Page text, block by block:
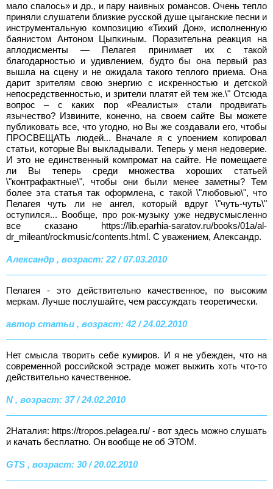
мало спалось» и др., и пару наивных романсов. Очень тепло
приняли слушатели близкие русской душе цыганские песни и
инструментальную композицию «Тихий Дон», исполненную
баянистом Антоном Цыпкиным. Поразительна реакция на
аплодисменты — Пелагея принимает их с такой
благодарностью и удивлением, будто бы она первый раз
вышла на сцену и не ожидала такого теплого приема. Она
дарит зрителям свою энергию с искренностью и детской
непосредственностью, и зрители платят ей тем же.\" Отсюда
вопрос – с каких пор «Реалисты» стали продвигать
язычество? Извините, конечно, на своем сайте Вы можете
публиковать все, что угодно, но Вы же создавали его, чтобы
ПРОСВЕЩАТЬ людей... Вначале я с упоением копировал
статьи, которые Вы выкладывали. Теперь у меня недоверие.
И это не единственный компромат на сайте. Не помещаете
ли Вы теперь среди множества хороших статьей
\"контрафактные\", чтобы они были менее заметны? Тем
более эта статья так оформлена, с такой \"любовью\", что
Пелагея чуть ли не ангел, который вдруг \"чуть-чуть\"
оступился... Вообще, про рок-музыку уже недвусмысленно
все сказано https://lib.eparhia-saratov.ru/books/01a/al-
dr_mileant/rockmusic/contents.html. С уважением, Александр.
Александр , возраст: 22 / 07.03.2010
Пелагея - это действительно качественное, по высоким
меркам. Лучше послушайте, чем рассуждать теоретически.
автор статьи , возраст: 42 / 24.02.2010
Нет смысла творить себе кумиров. И я не убежден, что на
современной российской эстраде может выжить хоть что-то
действительно качественное.
N , возраст: 37 / 24.02.2010
2Наталия: https://tropos.pelagea.ru/ - вот здесь можно слушать
и качать бесплатно. Он вообще не об ЭТОМ.
GTS , возраст: 30 / 20.02.2010